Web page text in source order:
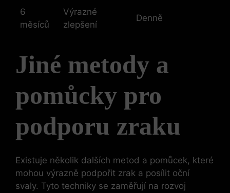
6
měsíců
Výrazné
zlepšení
Denně
Jiné metody a
pomůcky pro
podporu zraku
Existuje několik dalších metod a pomůcek, které
mohou výrazně podpořit zrak a posílit oční
svaly. Tyto techniky se zaměřují na rozvoj